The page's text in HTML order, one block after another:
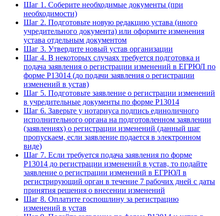
Шаг 1. Соберите необходимые документы (при
необходимости)
Шаг 2. Подготовьте новую редакцию устава (иного
учредительного документа) или оформите изменения
устава отдельным документом
Шаг 3. Утвердите новый устав организации
Шаг 4. В некоторых случаях требуется подготовка и
подача заявления о регистрации изменений в ЕГРЮЛ по
форме Р13014 (до подачи заявления о регистрации
изменений в устав)
Шаг 5. Подготовьте заявление о регистрации изменений
в учредительные документы по форме Р13014
Шаг 6. Заверьте у нотариуса подпись единоличного
исполнительного органа на подготовленном заявлении
(заявлениях) о регистрации изменений (данный шаг
пропускаем, если заявление подается в электронном
виде)
Шаг 7. Если требуется подача заявления по форме
P13014 до регистрации изменений в устав, то подайте
заявление о регистрации изменений в ЕГРЮЛ в
регистрирующий орган в течение 7 рабочих дней с даты
принятия решения о внесении изменений
Шаг 8. Оплатите госпошлину за регистрацию
изменений в устав